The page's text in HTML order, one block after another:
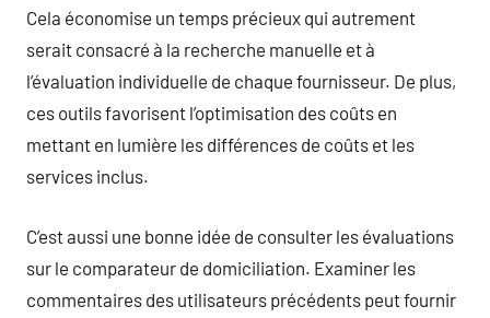
Cela économise un temps précieux qui autrement
serait consacré à la recherche manuelle et à
l’évaluation individuelle de chaque fournisseur. De plus,
ces outils favorisent l’optimisation des coûts en
mettant en lumière les différences de coûts et les
services inclus.
C’est aussi une bonne idée de consulter les évaluations
sur le comparateur de domiciliation. Examiner les
commentaires des utilisateurs précédents peut fournir